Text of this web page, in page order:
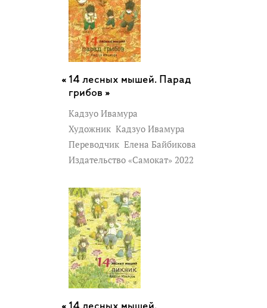
14 лесных мышей. Парад
грибов »
Кадзуо Ивамура
Художник Кадзуо Ивамура
Переводчик Елена Байбикова
Издательство «Самокат» 2022